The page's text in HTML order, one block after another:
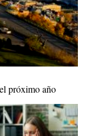
próximo año